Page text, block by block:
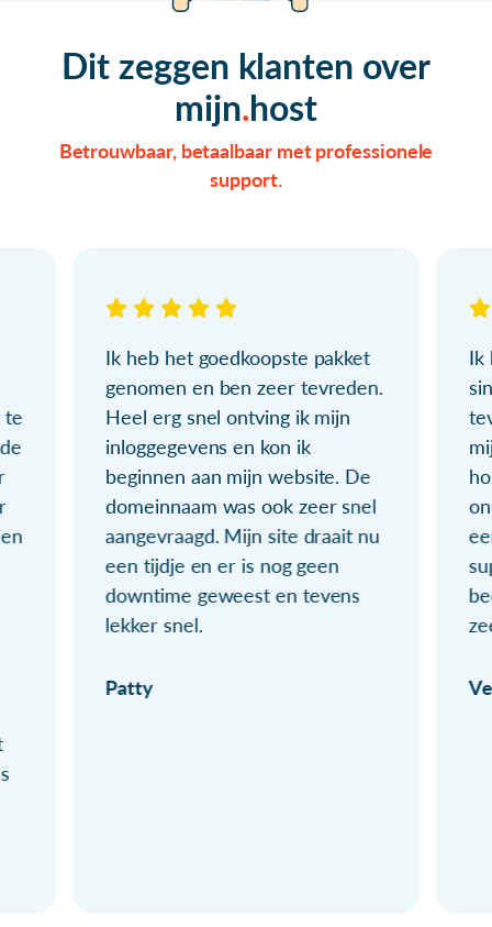
Dit zeggen klanten over
mijn host
Betrouwbaar, betaalbaar met professionele
support.
te
Ik heb het goedkoopste pakket
genomen en ben zeer tevreden.
Heel erg snel ontving ik mijn
inloggegevens en kon ik
beginnen aan mijn website. De
domeinnaam was ook zeer snel
aangevraagd. Mijn site draait nu
een tijdje en er is nog geen
downtime geweest en tevens
lekker snel.
Patty
Ik